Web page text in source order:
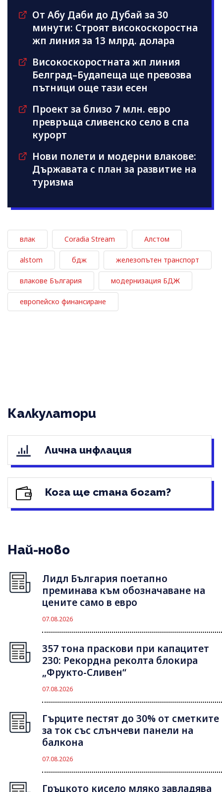
От Абу Даби до Дубай за 30
минути: Строят високоскоростна
жп линия за 13 млрд. долара
Високоскоростната жп линия
Белград–Будапеща ще превозва
пътници още тази есен
Проект за близо 7 млн. евро
превръща сливенско село в спа
курорт
Нови полети и модерни влакове:
Държавата с план за развитие на
туризма
влак Coradia Stream Алстом
alstom бдж железопътен транспорт
влакове България модернизация БДЖ
европейско финансиране
Калкулатори
Лична инфлация
Кога ще стана богат?
Най-ново
Лидл България поетапно
преминава към обозначаване на
цените само в евро
07.08.2026
357 тона праскови при капацитет
230: Рекордна реколта блокира
„Фрукто-Сливен“
07.08.2026
Гърците пестят до 30% от сметките
за ток със слънчеви панели на
балкона
07.08.2026
Гръцкото кисело мляко завладява